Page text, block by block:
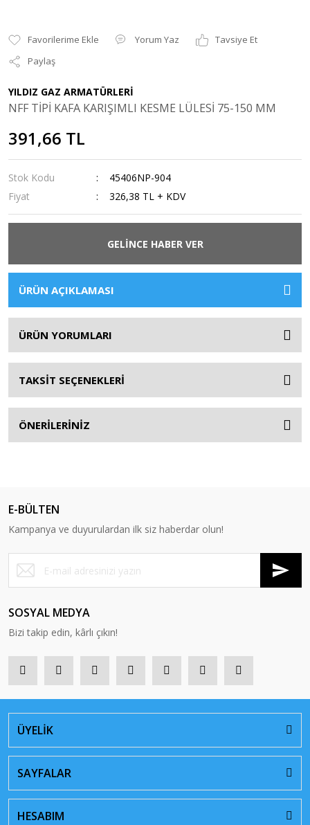
Yorum Yaz
Tavsiye Et
Paylaş
YILDIZ GAZ ARMATÜRLERİ
NFF TİPİ KAFA KARIŞIMLI KESME LÜLESİ 75-150 MM
391,66 TL
Stok Kodu
45406NP-904
Fiyat
326,38 TL + KDV
GELİNCE HABER VER
ÜRÜN AÇIKLAMASI
ÜRÜN YORUMLARI
TAKSİT SEÇENEKLERİ
ÖNERİLERİNİZ
E-BÜLTEN
Kampanya ve duyurulardan ilk siz haberdar olun!
SOSYAL MEDYA
Bizi takip edin, kârlı çıkın!
ÜYELİK
SAYFALAR
HESABIM